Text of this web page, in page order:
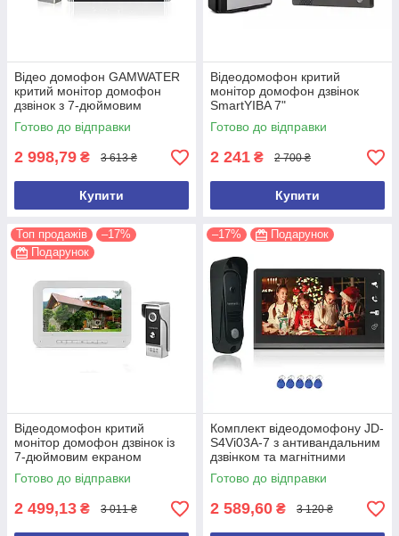
Відео домофон GAMWATER
критий монітор домофон
дзвінок з 7-дюймовим
екраном (в чорному кольорі)
Готово до відправки
2 998,79 ₴ 3 613 ₴
Купити
Відеодомофон критий
монітор домофон дзвінок
SmartYIBA 7"
Готово до відправки
2 241 ₴ 2 700 ₴
Купити
Топ продажів
–17%
Подарунок
Відеодомофон критий
монітор домофон дзвінок із
7-дюймовим екраном
GAMWATER
Готово до відправки
2 499,13 ₴ 3 011 ₴
–17% Подарунок
Комплект відеодомофону JD-
S4Vi03A-7 з антивандальним
дзвінком та магнітними
ключами
Готово до відправки
2 589,60 ₴ 3 120 ₴